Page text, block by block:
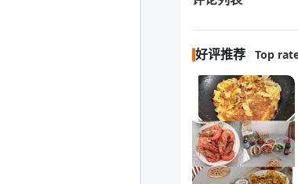
好评推荐 Top